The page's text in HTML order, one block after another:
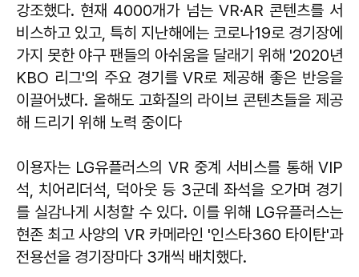
강조했다. 현재 4000개가 넘는 VR·AR 콘텐츠를 서
비스하고 있고, 특히 지난해에는 코로나19로 경기장에
가지 못한 야구 팬들의 아쉬움을 달래기 위해 '2020년
KBO 리그'의 주요 경기를 VR로 제공해 좋은 반응을
이끌어냈다. 올해도 고화질의 라이브 콘텐츠들을 제공
해 드리기 위해 노력 중이다
이용자는 LG유플러스의 VR 중계 서비스를 통해 VIP
석, 치어리더석, 덕아웃 등 3군데 좌석을 오가며 경기
를 실감나게 시청할 수 있다. 이를 위해 LG유플러스는
현존 최고 사양의 VR 카메라인 '인스타360 타이탄'과
전용선을 경기장마다 3개씩 배치했다.